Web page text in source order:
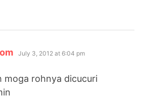
says:
July 3, 2012 at 6:04 pm
moga rohnya dicucuri